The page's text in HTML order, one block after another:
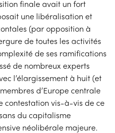
finale avait un fort
une libéralisation et
(par opposition à
de toutes les activités
de ses ramifications
de nombreux experts
l’élargissement à huit (et
d’Europe centrale
contestation vis-à-vis de ce
du capitalisme
néolibérale majeure.